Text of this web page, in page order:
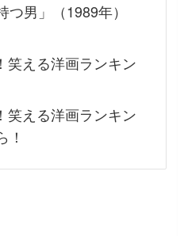
男」（1989年）
笑える洋画ランキン
笑える洋画ランキン
！